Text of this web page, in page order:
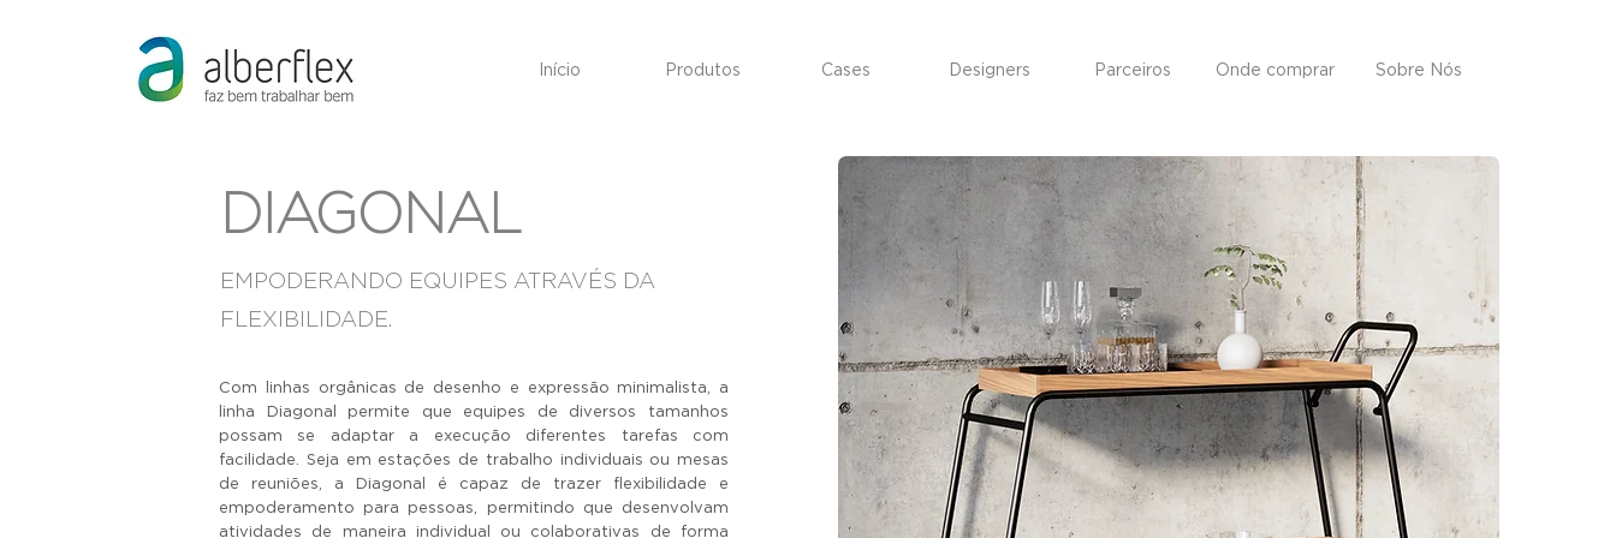
Início Produtos Cases Designers Parceiros Onde comprar Sobre Nós
DIAGONAL
EMPODERANDO EQUIPES ATRAVÉS DA
FLEXIBILIDADE.
Com linhas orgânicas de desenho e expressão minimalista, a
linha Diagonal permite que equipes de diversos tamanhos
possam se adaptar a execução diferentes tarefas com
facilidade. Seja em estações de trabalho individuais ou mesas
de reuniões, a Diagonal é capaz de trazer flexibilidade e
empoderamento para pessoas, permitindo que desenvolvam
atividades de maneira individual ou colaborativas de forma